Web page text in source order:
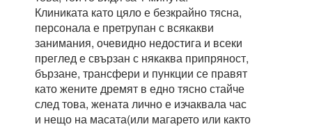
Клиниката като цяло е безкрайно тясна,
персонала е претрупан с всякакви
занимания, очевидно недостига и всеки
преглед е свързан с някаква припряност,
бързане, трансфери и пункции се правят
като жените дремят в едно тясно стайче
след това, жената лично е изчаквала час
и нещо на масата(или магарето или както